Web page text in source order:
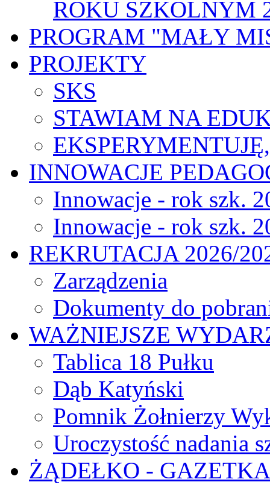
ROKU SZKOLNYM
PROGRAM "MAŁY
PROJEKTY
SKS
STAWIAM NA
INNOWACJE
Innowacje - rok szk.
Innowacje - rok szk.
REKRUTACJA 2026/
Zarządzenia
Dokumenty do
WAŻNIEJSZE
Tablica 18 Pułku
Dąb Katyński
Pomnik Żołnierzy
Uroczystość nadania
ŻĄDEŁKO -